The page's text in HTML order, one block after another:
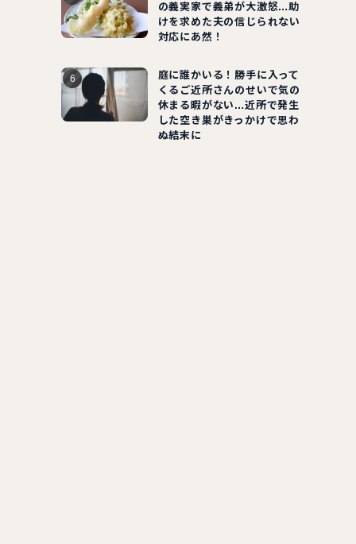
の義実家で義弟が大激怒…助
けを求めた夫の信じられない
対応にあ然！
庭に誰かいる！勝手に入って
くるご近所さんのせいで気の
休まる暇がない…近所で発生
した空き巣がきっかけで思わ
ぬ結末に